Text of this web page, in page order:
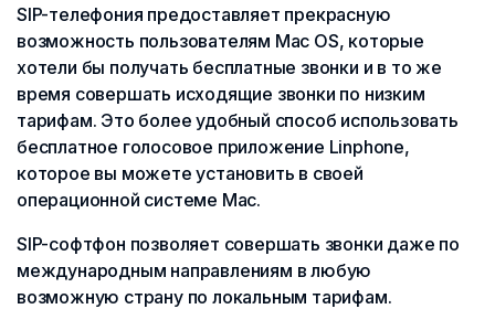
SIP-телефония предоставляет прекрасную
возможность пользователям Mac OS, которые
хотели бы получать бесплатные звонки и в то же
время совершать исходящие звонки по низким
тарифам. Это более удобный способ использовать
бесплатное голосовое приложение Linphone,
которое вы можете установить в своей
операционной системе Mac.
SIP-софтфон позволяет совершать звонки даже по
международным направлениям в любую
возможную страну по локальным тарифам.